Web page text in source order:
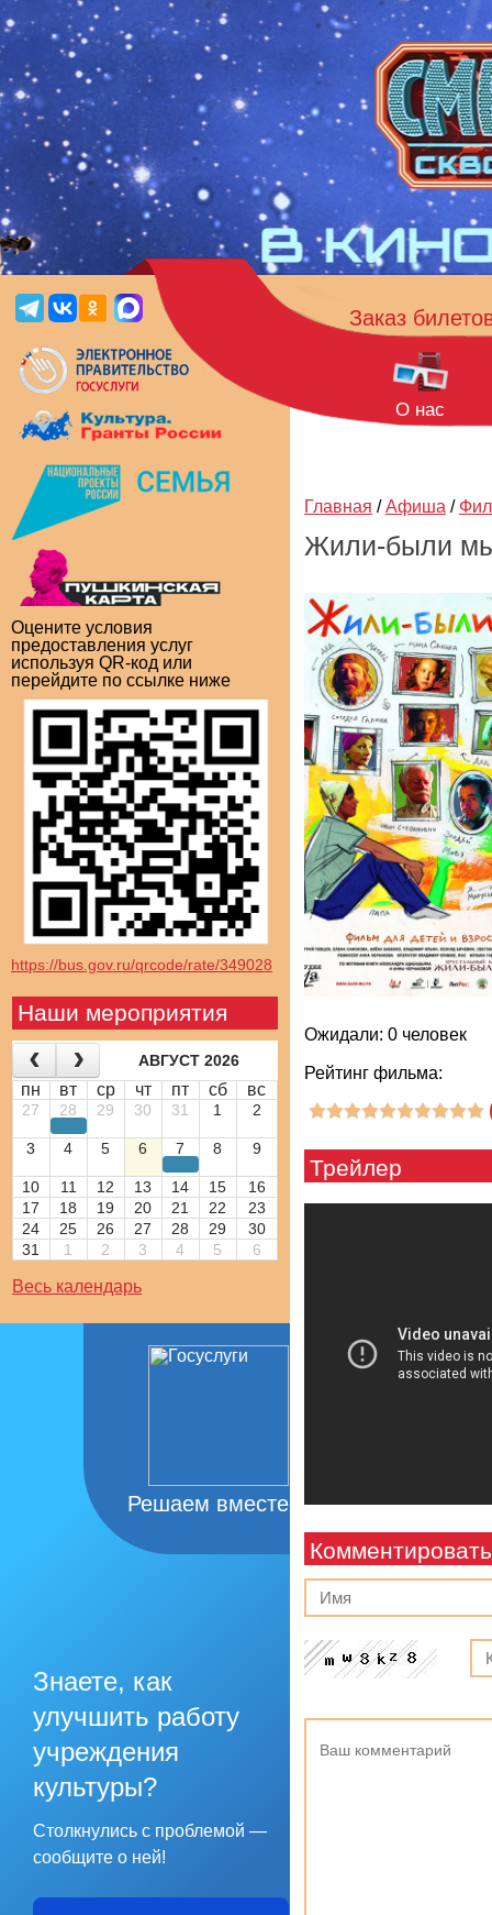
Оцените условия
предоставления услуг
используя QR-код или
перейдите по ссылке ниже
https://bus.gov.ru/qrcode/rate/349028
Наши мероприятия
АВГУСТ 2026
пн вт ср чт пт сб вс
27 28 29 30 31 1 2
3 4 5 6 7 8 9
10 11 12 13 14 15
16
17
18 19 20 21 22
23
24
25 26 27 28 29
30
31
1 2 3 4 5 6
Весь календарь
Решаем вместе
Знаете, как
улучшить работу
учреждения
культуры?
Столкнулись с проблемой —
сообщите о ней!
Заказ
О нас
Главная / Афиша /
Жили-были
Ожидали: 0 человек
Рейтинг фильма:
Трейлер
Комментировать